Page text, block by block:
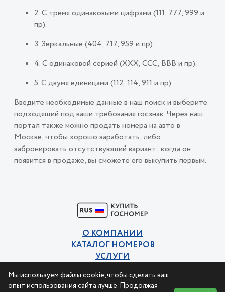
2. С тремя одинаковыми цифрами (111, 777, 999 и
пр).
3. Зеркальные (404, 717, 959 и пр).
4. С одинаковой серией (ХХХ, ССС, ВВВ и пр).
5. С двумя единицами (112, 114, 911 и пр).
Введите необходимые данные в наш поиск и выберите
подходящий под ваши требования госзнак. Через наш
портал также можно продать номера на авто в
Москве, чтобы хорошо заработать, либо
забронировать отсутствующий вариант: когда он
появится в продаже, вы сможете его выкупить первым.
Мы используем файлы cookie, чтобы сделать ваш
опыт использования сайта лучше. Продолжая
О КОМПАНИИ
КАТАЛОГ НОМЕРОВ
УСЛУГИ
Политика конфиденциальности